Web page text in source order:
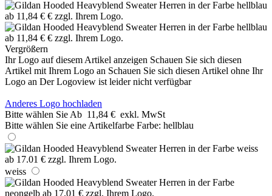
Vergrößern
Ihr Logo auf diesem Artikel anzeigen Schauen Sie sich diesen
Artikel mit Ihrem Logo an Schauen Sie sich diesen Artikel ohne Ihr
Logo an Der Logoview ist leider nicht verfügbar
Anderes Logo hochladen
Bitte wählen Sie Ab 11,84 € exkl. MwSt
Bitte wählen Sie eine Artikelfarbe Farbe: hellblau
weiss